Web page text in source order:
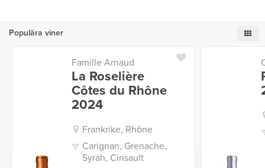
Populära viner
Famille Arnaud
La Roselière
Côtes du Rhône
2024
Frankrike, Rhône
Carignan, Grenache,
Syrah, Cinsault